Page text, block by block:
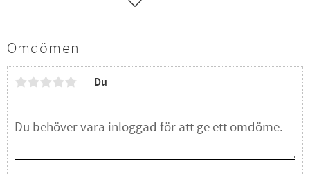
Omdömen
Du
Lägg till i favoriter